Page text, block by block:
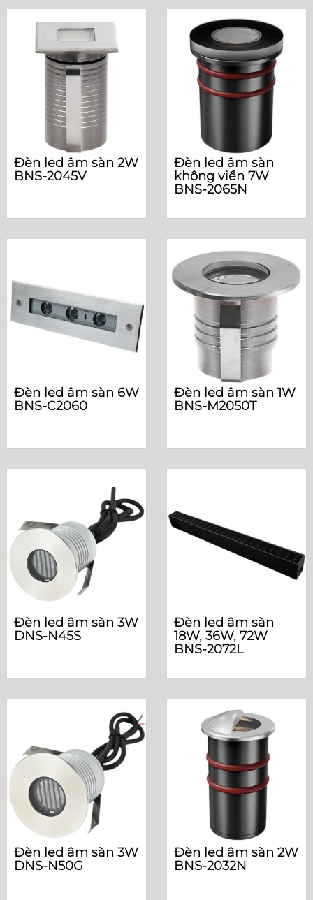
Đèn led âm sàn 2W
BNS-2045V
Đèn led âm sàn
không viền 7W
BNS-2065N
Đèn led âm sàn 6W
BNS-C2060
Đèn led âm sàn 1W
BNS-M2050T
Đèn led âm sàn 3W
DNS-N45S
Đèn led âm sàn
18W, 36W, 72W
BNS-2072L
Đèn led âm sàn 3W
DNS-N50G
Đèn led âm sàn 2W
BNS-2032N